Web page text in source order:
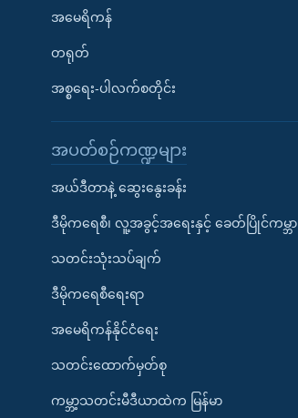
အမေရိကန်
တရုတ်
အစ္စရေး-ပါလက်စတိုင်း
အပတ်စဉ်ကဏ္ဍများ
အယ်ဒီတာနဲ့ ဆွေးနွေးခန်း
ဒီမိုကရေစီ၊ လူ့အခွင့်အရေးနှင့် ခေတ်ပြိုင်ကမ္ဘာ
သတင်းသုံးသပ်ချက်
ဒီမိုကရေစီရေးရာ
အမေရိကန်နိုင်ငံရေး
သတင်းထောက်မှတ်စု
ကမ္ဘာ့သတင်းမီဒီယာထဲက မြန်မာ